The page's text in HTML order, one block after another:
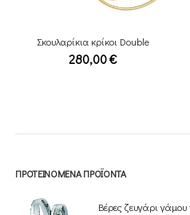
Σκουλαρίκια κρίκοι Double
280,00€
ΠΡΟΤΕΙΝΌΜΕΝΑ ΠΡΟΪΌΝΤΑ
Βέρες ζευγάρι